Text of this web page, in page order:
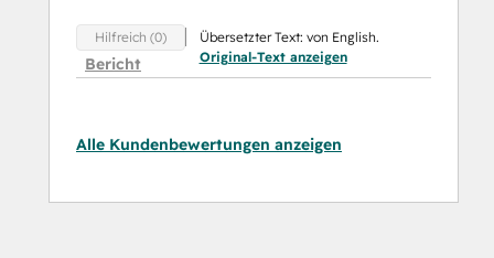
Hilfreich (0)
Bericht
Übersetzter Text: von English.
Original-Text anzeigen
Alle Kundenbewertungen anzeigen